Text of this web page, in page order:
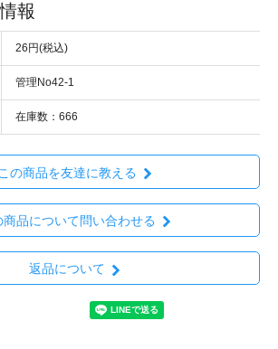
報
26円(税込)
管理No42-1
在庫数：666
この商品を友達に教える
商品について問い合わせる
返品について